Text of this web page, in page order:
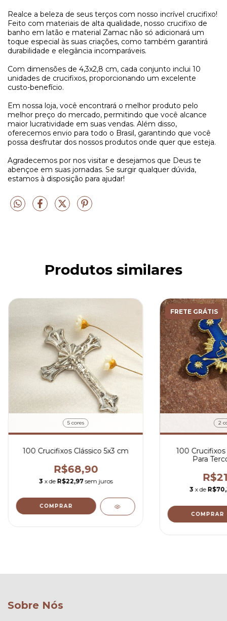
Realce a beleza de seus terços com nosso incrível crucifixo!
Feito com materiais de alta qualidade, nosso crucifixo de
banho em latão e material Zamac não só adicionará um
toque especial às suas criações, como também garantirá
durabilidade e elegância incomparáveis.
Com dimensões de 4,3x2,8 cm, cada conjunto inclui 10
unidades de crucifixos, proporcionando um excelente
custo-benefício.
Em nossa loja, você encontrará o melhor produto pelo
melhor preço do mercado, permitindo que você alcance
maior lucratividade em suas vendas. Além disso,
oferecemos envio para todo o Brasil, garantindo que você
possa desfrutar dos nossos produtos onde quer que esteja.
Agradecemos por nos visitar e desejamos que Deus te
abençoe em suas jornadas. Se surgir qualquer dúvida,
estamos à disposição para ajudar!
Produtos similares
5 cores
100 Crucifixos Clássico 5x3 cm
R$68,90
3 x de R$22,97 sem juros
COMPRAR
FRETE GRÁTIS
2
100
Para
3 x de
COMPRAR
Sobre Nós